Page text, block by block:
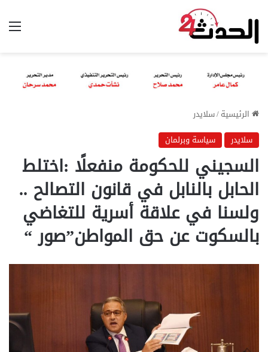
الرئيسية/سلايدر
سلايدر
سياسة وبرلمان
السجيني للحكومة منفعلًا :اختلط
الحابل بالنابل في قانون التصالح ..
ولسنا في علاقة أسرية للتغاضي
بالسكوت عن حق المواطن”صور “